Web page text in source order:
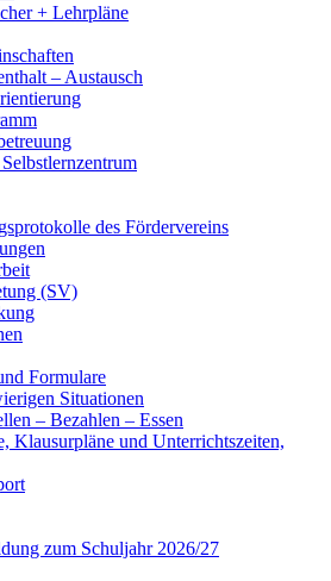
+ Lehrpläne
– Austausch
des Fördervereins
(SV)
Formulare
Situationen
– Bezahlen – Essen
Klausurpläne und Unterrichtszeiten,
zum Schuljahr 2026/27